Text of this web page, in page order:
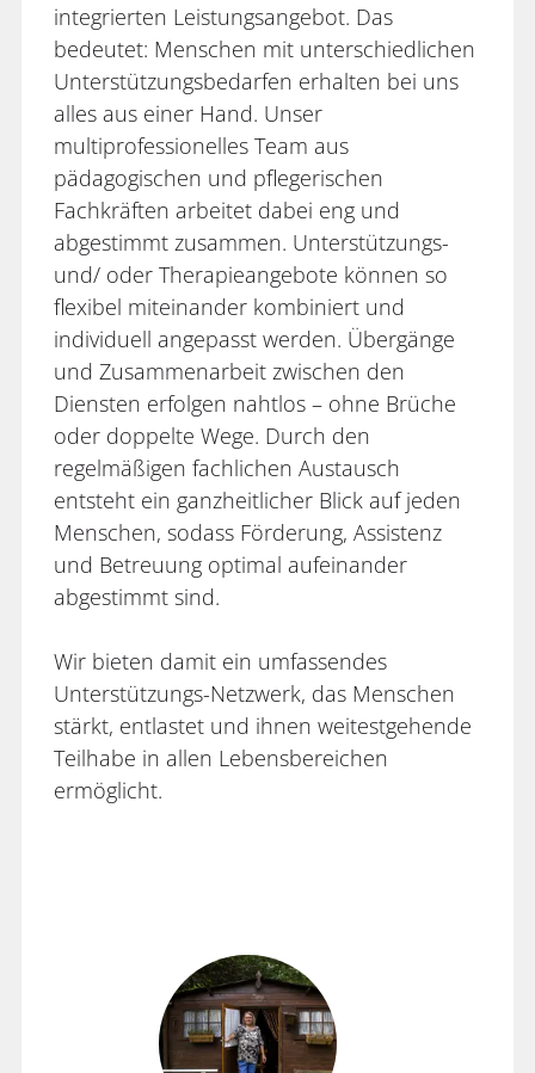
integrierten Leistungsangebot. Das
bedeutet: Menschen mit unterschiedlichen
Unterstützungsbedarfen erhalten bei uns
alles aus einer Hand. Unser
multiprofessionelles Team aus
pädagogischen und pflegerischen
Fachkräften arbeitet dabei eng und
abgestimmt zusammen. Unterstützungs-
und/ oder Therapieangebote können so
flexibel miteinander kombiniert und
individuell angepasst werden. Übergänge
und Zusammenarbeit zwischen den
Diensten erfolgen nahtlos – ohne Brüche
oder doppelte Wege. Durch den
regelmäßigen fachlichen Austausch
entsteht ein ganzheitlicher Blick auf jeden
Menschen, sodass Förderung, Assistenz
und Betreuung optimal aufeinander
abgestimmt sind.
Wir bieten damit ein umfassendes
Unterstützungs-Netzwerk, das Menschen
stärkt, entlastet und ihnen weitestgehende
Teilhabe in allen Lebensbereichen
ermöglicht.